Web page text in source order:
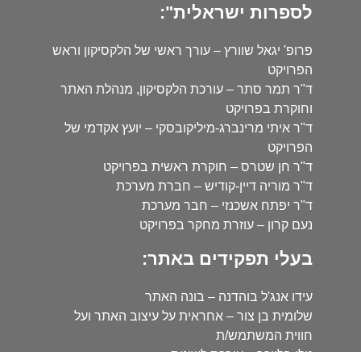
לספרות ישראלית":
פרופ' יגאל שוורץ – עורך ראשי של הלקסיקון וראש
הפרויקט
ד"ר תמר סתר – עורכת הלקסיקון, מנהלת האתר
וחוקרת בפרויקט
ד"ר איתי מרינברג-מיליקובסקי – יועץ אקדמי של
הפרויקט
ד"ר חן שטרס – חוקרת ראשית בפרויקט
ד"ר מוריה דיין-קודיש – חברת מערכת
ד"ר יפתח אשכנזי – חבר מערכת
נעם קרון – עוזרת מחקר בפרויקט
בעלי תפקידים באתר:
עידו אנג'ל בוהדנה – בונה האתר
שלומית בן צור – אחראית על עיצוב האתר ועל
חווית המשתמש/ת